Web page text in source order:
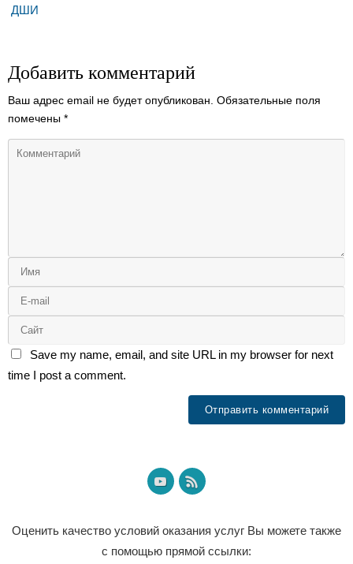
ДШИ
Добавить комментарий
Ваш адрес email не будет опубликован. Обязательные поля
помечены *
Save my name, email, and site URL in my browser for next
time I post a comment.
Оценить качество условий оказания услуг Вы можете также
с помощью прямой ссылки: